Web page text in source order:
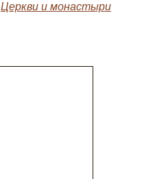
Церкви и монастыри